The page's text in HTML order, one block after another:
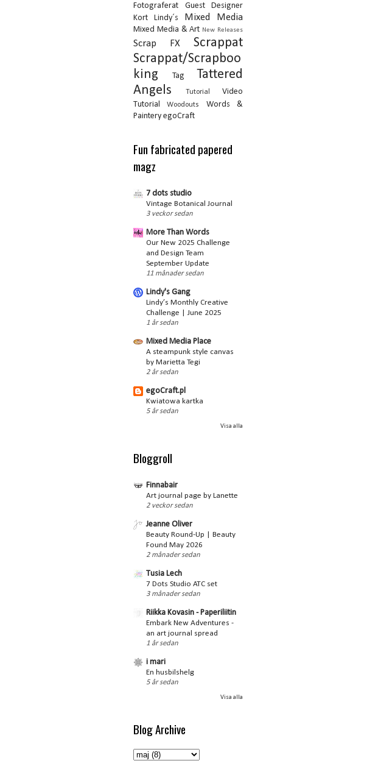
Fotograferat
Guest Designer
Kort
Lindy´s Mixed Media
Mixed Media & Art New Releases
Scrap FX
Scrappat
Scrappat/Scrapboo
king
Tag
Tattered
Angels
Tutorial
Video
Tutorial
Woodouts
Words &
Paintery egoCraft
Fun fabricated papered
magz
7 dots studio
Vintage Botanical Journal
3 veckor sedan
More Than Words
Our New 2025 Challenge
and Design Team
September Update
11 månader sedan
Lindy's Gang
Lindy’s Monthly Creative
Challenge | June 2025
1 år sedan
Mixed Media Place
A steampunk style canvas
by Marietta Tegi
2 år sedan
egoCraft.pl
Kwiatowa kartka
5 år sedan
Visa alla
Bloggroll
Finnabair
Art journal page by Lanette
2 veckor sedan
Jeanne Oliver
Beauty Round-Up | Beauty
Found May 2026
2 månader sedan
Tusia Lech
7 Dots Studio ATC set
3 månader sedan
Riikka Kovasin - Paperiliitin
Embark New Adventures -
an art journal spread
1 år sedan
i mari
En husbilshelg
5 år sedan
Visa alla
Blog Archive